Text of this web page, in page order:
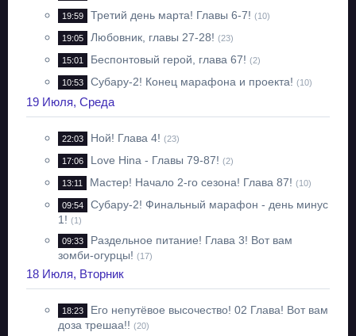
19:59 Третий день марта! Главы 6-7! (10)
19:05 Любовник, главы 27-28! (23)
15:01 Беспонтовый герой, глава 67! (2)
10:53 Субару-2! Конец марафона и проекта! (10)
19 Июля, Среда
22:03 Ной! Глава 4! (23)
17:06 Love Hina - Главы 79-87! (2)
13:11 Мастер! Начало 2-го сезона! Глава 87! (10)
09:54
Субару-2! Финальный марафон - день минус
1! (1)
09:33
Раздельное питание! Глава 3! Вот вам
зомби-огурцы! (17)
18 Июля, Вторник
18:23
Его непутёвое высочество! 02 Глава! Вот вам
доза трешаа!! (20)